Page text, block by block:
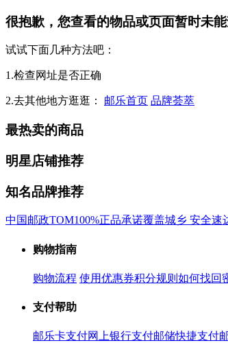
很抱歉，您查看的物品或页面暂时未能
试试下面几种方法吧：
1.检查网址是否正确
2.去其他地方逛逛： 邮乐首页 品牌荟萃
最热卖的商品
明星店铺推荐
知名品牌推荐
中国邮政TOM100%正品承诺覆盖城乡 安全速
购物指南
购物流程 使用优惠券积分规则 如何找回
支付帮助
邮乐卡支付网上银行支付邮储快捷支付